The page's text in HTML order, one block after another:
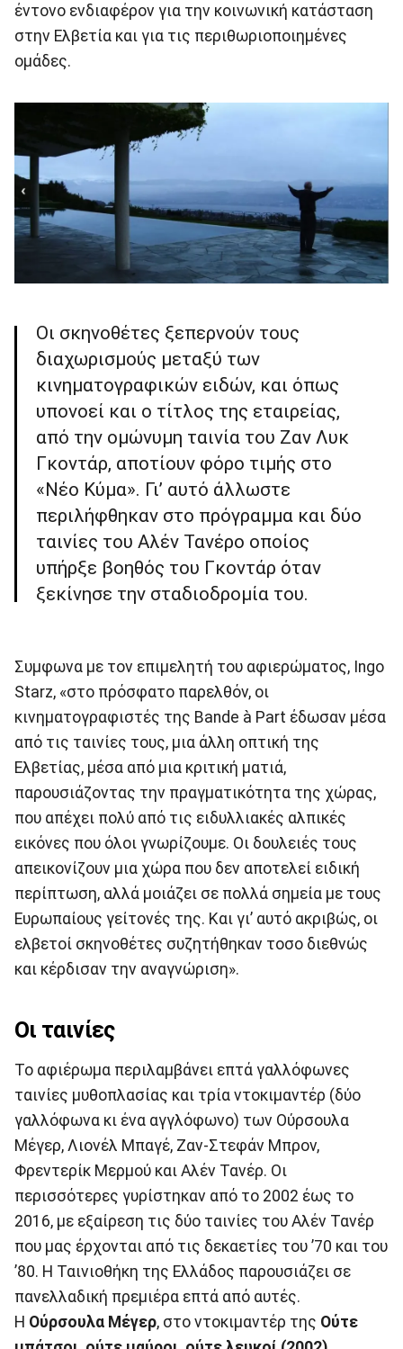
έντονο ενδιαφέρον για την κοινωνική κατάσταση
στην Ελβετία και για τις περιθωριοποιημένες
ομάδες.
Οι σκηνοθέτες ξεπερνούν τους
διαχωρισμούς μεταξύ των
κινηματογραφικών ειδών, και όπως
υπονοεί και ο τίτλος της εταιρείας,
από την ομώνυμη ταινία του Ζαν Λυκ
Γκοντάρ, αποτίουν φόρο τιμής στο
«Νέο Κύμα». Γι’ αυτό άλλωστε
περιλήφθηκαν στο πρόγραμμα και δύο
ταινίες του Αλέν Τανέρο οποίος
υπήρξε βοηθός του Γκοντάρ όταν
ξεκίνησε την σταδιοδρομία του.
Συμφωνα με τον επιμελητή του αφιερώματος, Ingo
Starz, «στο πρόσφατο παρελθόν, οι
κινηματογραφιστές της Bande à Part έδωσαν μέσα
από τις ταινίες τους, μια άλλη οπτική της
Ελβετίας, μέσα από μια κριτική ματιά,
παρουσιάζοντας την πραγματικότητα της χώρας,
που απέχει πολύ από τις ειδυλλιακές αλπικές
εικόνες που όλοι γνωρίζουμε. Οι δουλειές τους
απεικονίζουν μια χώρα που δεν αποτελεί ειδική
περίπτωση, αλλά μοιάζει σε πολλά σημεία με τους
Ευρωπαίους γείτονές της. Και γι’ αυτό ακριβώς, οι
ελβετοί σκηνοθέτες συζητήθηκαν τοσο διεθνώς
και κέρδισαν την αναγνώριση».
Οι ταινίες
Το αφιέρωμα περιλαμβάνει επτά γαλλόφωνες
ταινίες μυθοπλασίας και τρία ντοκιμαντέρ (δύο
γαλλόφωνα κι ένα αγγλόφωνο) των Ούρσουλα
Μέγερ, Λιονέλ Μπαγέ, Ζαν-Στεφάν Μπρον,
Φρεντερίκ Μερμού και Αλέν Τανέρ. Οι
περισσότερες γυρίστηκαν από το 2002 έως το
2016, με εξαίρεση τις δύο ταινίες του Αλέν Τανέρ
που μας έρχονται από τις δεκαετίες του ’70 και του
’80. Η Ταινιοθήκη της Ελλάδος παρουσιάζει σε
πανελλαδική πρεμιέρα επτά από αυτές.
Η Ούρσουλα Μέγερ, στο ντοκιμαντέρ της Ούτε